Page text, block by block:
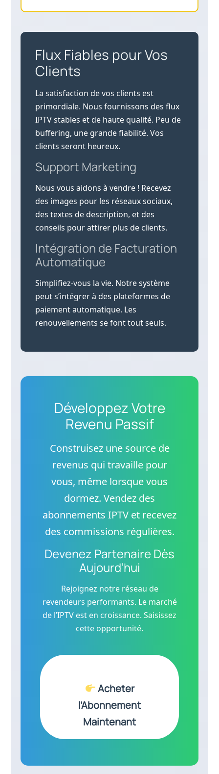
Flux Fiables pour Vos
Clients
La satisfaction de vos clients est
primordiale. Nous fournissons des flux
IPTV stables et de haute qualité. Peu de
buffering, une grande fiabilité. Vos
clients seront heureux.
Support Marketing
Nous vous aidons à vendre ! Recevez
des images pour les réseaux sociaux,
des textes de description, et des
conseils pour attirer plus de clients.
Intégration de Facturation
Automatique
Simplifiez-vous la vie. Notre système
peut s’intégrer à des plateformes de
paiement automatique. Les
renouvellements se font tout seuls.
Développez Votre
Revenu Passif
Construisez une source de
revenus qui travaille pour
vous, même lorsque vous
dormez. Vendez des
abonnements IPTV et recevez
des commissions régulières.
Devenez Partenaire Dès
Aujourd’hui
Rejoignez notre réseau de
revendeurs performants. Le marché
de l’IPTV est en croissance. Saisissez
cette opportunité.
Acheter
l’Abonnement
Maintenant